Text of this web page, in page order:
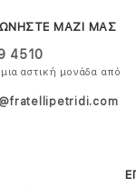
ΜΑΖΙ ΜΑΣ
4510
αστική μονάδα από